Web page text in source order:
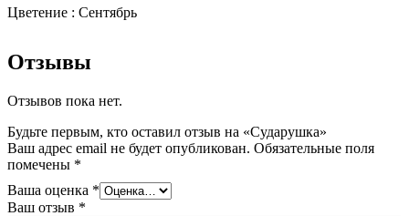
Цветение : Сентябрь
Отзывы
Отзывов пока нет.
Будьте первым, кто оставил отзыв на «Сударушка»
Ваш адрес email не будет опубликован. Обязательные поля
помечены *
Ваша оценка *
Ваш отзыв *